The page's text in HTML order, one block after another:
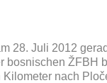
28. Juli 2012
bosnischen ŽFBH
nach